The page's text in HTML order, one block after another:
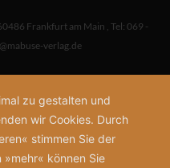
Frankfurt am Main Tel: 069 -
verlag.de
zu gestalten und
wir Cookies. Durch
stimmen Sie der
können Sie